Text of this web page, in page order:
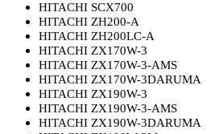
HITACHI SCX700
HITACHI ZH200-A
HITACHI ZH200LC-A
HITACHI ZX170W-3
HITACHI ZX170W-3-AMS
HITACHI ZX170W-3DARUMA
HITACHI ZX190W-3
HITACHI ZX190W-3-AMS
HITACHI ZX190W-3DARUMA